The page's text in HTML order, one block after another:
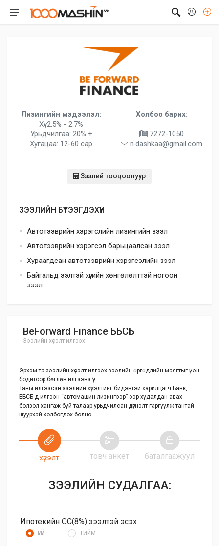
Лизингийн мэдээлэл:
Хүү: 2.5% - 2.7%
Урьдчилгаа: 20% +
Хугацаа: 12-60 сар
Холбоо барих:
7272-1050
n.dashkaa@gmail.com
Зээлий тооцоолуур
ЗЭЭЛИЙН БҮТЭЭГДЭХҮҮН
Автотээврийн хэрэгслийн лизингийн зээл
Автотээврийн хэрэгсэл барьцаалсан зээл
Хураагдсан автотээврийн хэрэгсэлийн зээл
Байгальд ээлтэй хүүгийн хөнгөлөлттэй ногоон
зээл
BeForward Finance ББСБ
Зээлийн хүсэлт илгээх
Эрхэм та зээлийн хүсэлт илгээх зээлийн өргөдлийн маягтыг үнэн
бодитоор бөглөн илгээнэ үү!
Таны илгээсэн зээлийн хүсэлтийг бидэнтэй харилцагч Банк,
ББСБ-д илгээн “автомашин лизингээр”-ээр худалдан авах
болзол хангаж буй талаар урьдчилсан дүгнэлт гаргуулж тантай
шуурхай холбогдох болно.
хүсэлт товч анкет баталгаажуул
ЗЭЭЛИЙН СУДАЛГАА:
Ипотекийн ОС(8%) зээлтэй эсэх
ҮГҮЙ ТИЙМ